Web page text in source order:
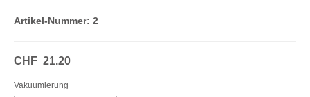
Artikel-Nummer: 2
CHF 21.20
Vakuumierung